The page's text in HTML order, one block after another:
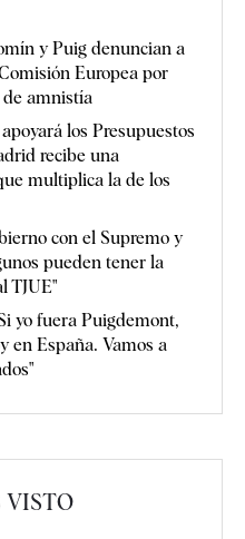
y Puig denuncian a
Europea por
amnistía
los Presupuestos
recibe una
multiplica la de los
con el Supremo y
pueden tener la
TJUE"
yo fuera Puigdemont,
en España. Vamos a
VISTO